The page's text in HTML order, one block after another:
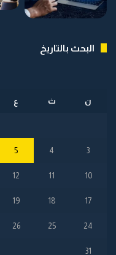
البحث بالتاريخ
ن ث ع
3
4
5
10
11
12
17
18
19
24
25
26
31